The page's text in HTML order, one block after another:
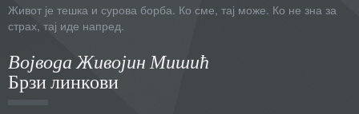
Живот је тешка и сурова борба. Ко сме, тај може. Ко не зна за
страх, тај иде напред.
Војвода Живојин Мишић
Брзи линкови